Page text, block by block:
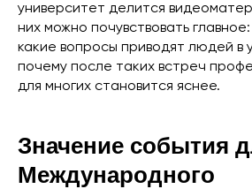
университет делится
них можно почувствовать
какие вопросы приводят людей в
почему после таких встреч
для многих становится яснее.
Значение события
Международного